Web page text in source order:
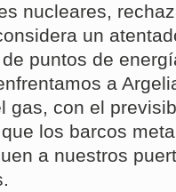
nucleares,
un
puntos de
a
gas, con el
los barcos
a nuestros